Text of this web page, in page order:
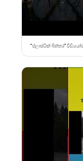
“ප්ලාස්ටික් බිත්තර”